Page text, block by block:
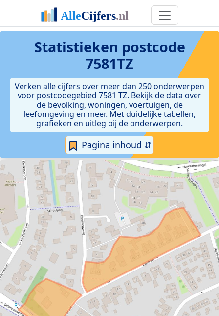
Statistieken postcode
7581TZ
Verken alle cijfers over meer dan 250 onderwerpen
voor postcodegebied 7581 TZ. Bekijk de data over
de bevolking, woningen, voertuigen, de
leefomgeving en meer. Met duidelijke tabellen,
grafieken en uitleg bij de onderwerpen.
Pagina inhoud ⇵